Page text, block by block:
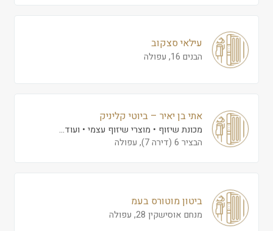
עילאי סצקוב
הבנים 16, עפולה
אתי בן יאיר – ביוטי קליניק
מכונת שיזוף מוצרי שיזוף עצמי
ועוד...
הבציר 6 (דירה 7), עפולה
ביטון מוטורס בעמ
מנחם אוסישקין 28, עפולה